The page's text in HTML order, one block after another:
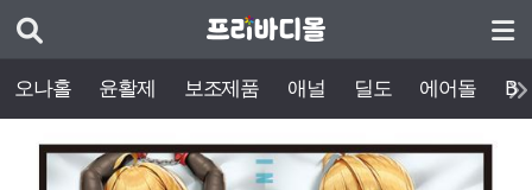
오나홀 윤활제 보조제품 애널 딜도 에어돌